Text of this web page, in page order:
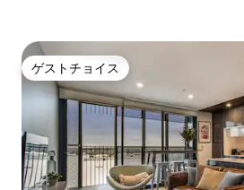
ゲストチョイス
ゲストチョイス